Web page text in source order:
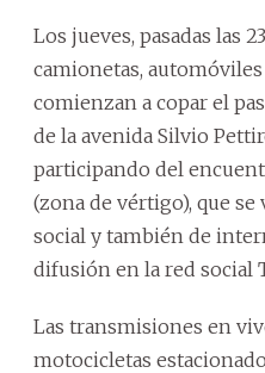
Los jueves, pasadas las
camionetas,
comienzan a copar el
de la avenida Silvio
participando del
(zona de vértigo), que
social y también de
difusión en la red social
Las transmisiones en
motocicletas